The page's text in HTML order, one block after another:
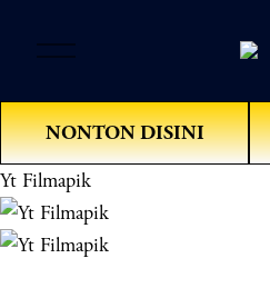
e
n
M
e
n
u
NONTON DISINI
Yt Filmapik